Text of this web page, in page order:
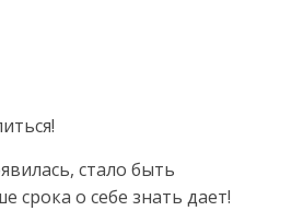
стало быть
срока о себе знать дает!